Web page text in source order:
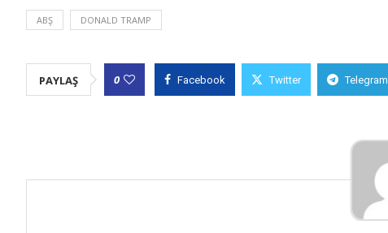
ABŞ DONALD TRAMP
PAYLAŞ 0 Facebook Twitter Telegram